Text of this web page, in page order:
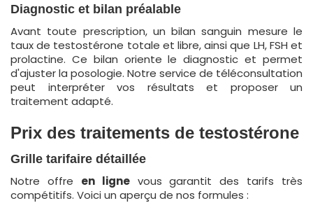
Diagnostic et bilan préalable
Avant toute prescription, un bilan sanguin mesure le
taux de testostérone totale et libre, ainsi que LH, FSH et
prolactine. Ce bilan oriente le diagnostic et permet
d'ajuster la posologie. Notre service de téléconsultation
peut interpréter vos résultats et proposer un
traitement adapté.
Prix des traitements de testostérone
Grille tarifaire détaillée
Notre offre en lignevous garantit des tarifs très
compétitifs. Voici un aperçu de nos formules :